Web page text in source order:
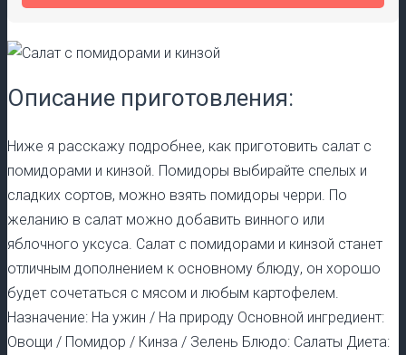
Описание приготовления:
Ниже я расскажу подробнее, как приготовить салат с
помидорами и кинзой. Помидоры выбирайте спелых и
сладких сортов, можно взять помидоры черри. По
желанию в салат можно добавить винного или
яблочного уксуса. Салат с помидорами и кинзой станет
отличным дополнением к основному блюду, он хорошо
будет сочетаться с мясом и любым картофелем.
Назначение: На ужин / На природу Основной ингредиент:
Овощи / Помидор / Кинза / Зелень Блюдо: Салаты Диета: